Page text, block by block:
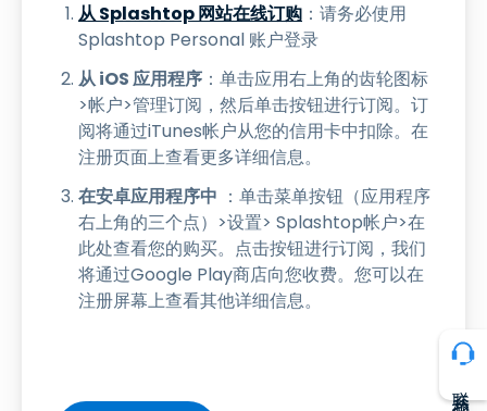
从 Splashtop 网站在线订购 ：请务必使用
Splashtop Personal 账户登录
从 iOS 应用程序 ：单击应用右上角的齿轮图标
>帐户>管理订阅，然后单击按钮进行订阅。订
阅将通过iTunes帐户从您的信用卡中扣除。在
注册页面上查看更多详细信息。
在安卓应用程序中 ：单击菜单按钮（应用程序
右上角的三个点）>设置> Splashtop帐户>在
此处查看您的购买。点击按钮进行订阅，我们
将通过Google Play商店向您收费。您可以在
注册屏幕上查看其他详细信息。